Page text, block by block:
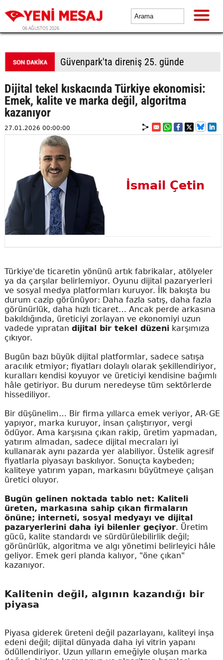
06 AĞUSTOS 2026
Güvenpark'ta direniş 25. günde
Dijital tekel kıskacında Türkiye ekonomisi:
Emek, kalite ve marka değil, algoritma
kazanıyor
27.01.2026 00:00:00
İsmail Çetin
Türkiye'de ticaretin yönünü artık fabrikalar, atölyeler
ya da çarşılar belirlemiyor. Oyunu dijital pazaryerleri
ve sosyal medya platformları kuruyor. İlk bakışta bu
durum cazip görünüyor: Daha fazla satış, daha fazla
görünürlük, daha hızlı ticaret… Ancak perde arkasına
bakıldığında, üreticiyi zorlayan ve ekonomiyi uzun
vadede yıpratan dijital bir tekel düzenikarşımıza
çıkıyor.
Bugün bazı büyük dijital platformlar, sadece satışa
aracılık etmiyor; fiyatları dolaylı olarak şekillendiriyor,
kuralları kendisi koyuyor ve üreticiyi kendisine bağımlı
hâle getiriyor. Bu durum neredeyse tüm sektörlerde
hissediliyor.
Bir düşünelim… Bir firma yıllarca emek veriyor, AR-GE
yapıyor, marka kuruyor, insan çalıştırıyor, vergi
ödüyor. Ama karşısına çıkan rakip, üretim yapmadan,
yatırım almadan, sadece dijital mecraları iyi
kullanarak aynı pazarda yer alabiliyor. Üstelik agresif
fiyatlarla piyasayı baskılıyor. Sonuçta kaybeden;
kaliteye yatırım yapan, markasını büyütmeye çalışan
üretici oluyor.
Bugün gelinen noktada tablo net: Kaliteli
üreten, markasına sahip çıkan firmaların
önüne; interneti, sosyal medyayı ve dijital
pazaryerlerini daha iyi bilenler geçiyor. Üretim
gücü, kalite standardı ve sürdürülebilirlik değil;
görünürlük, algoritma ve algı yönetimi belirleyici hâle
geliyor. Emek geri planda kalıyor, "öne çıkan"
kazanıyor.
Kalitenin değil, algının kazandığı bir
piyasa
Piyasa giderek üreteni değil pazarlayanı, kaliteyi inşa
edeni değil; dijital dünyada daha iyi vitrin yapanı
ödüllendiriyor. Uzun yılların emeğiyle oluşan marka